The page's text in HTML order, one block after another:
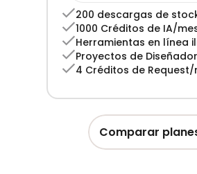
200 descargas de
1000 Créditos de IA/
Herramientas en línea
Proyectos de
4 Créditos de Request/
Comparar